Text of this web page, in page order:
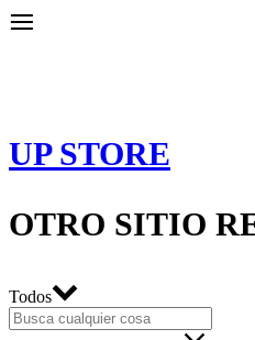
UP STORE
OTRO SITIO
Todos